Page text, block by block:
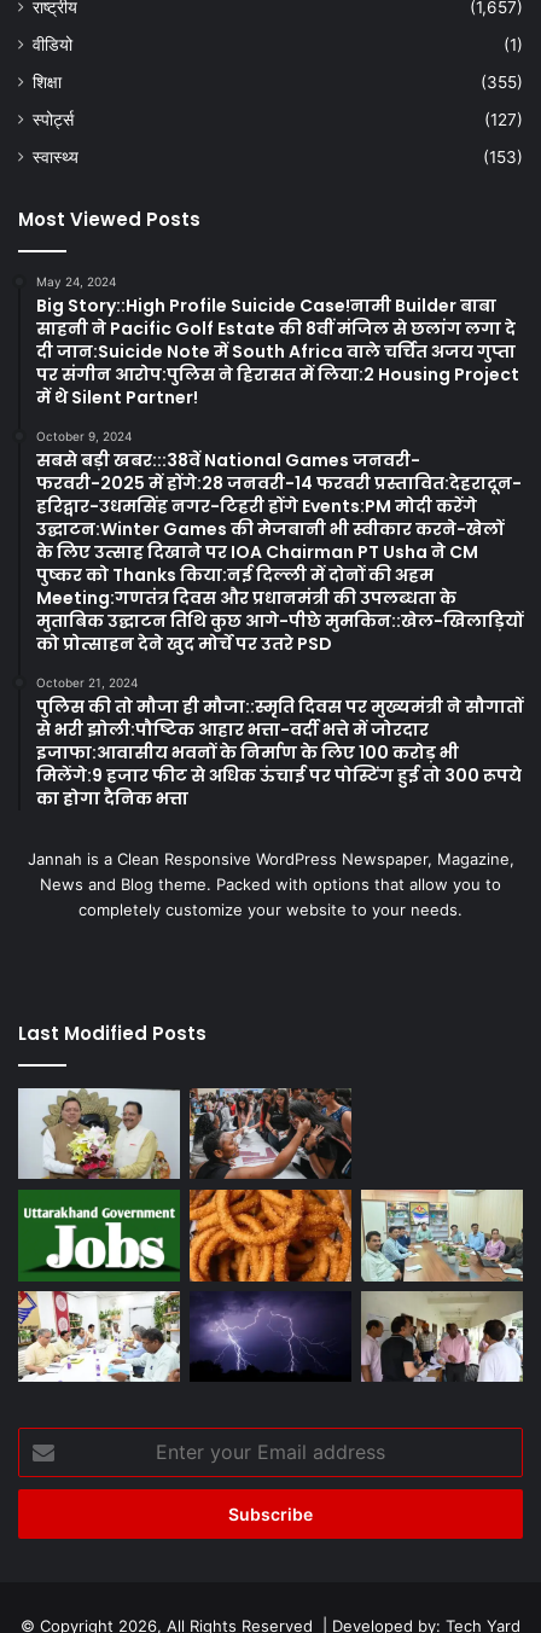
राष्ट्रीय
(1,657)
वीडियो
(1)
शिक्षा
(355)
स्पोर्ट्स
(127)
स्वास्थ्य
(153)
Most Viewed Posts
May 24, 2024
Big Story::High Profile Suicide Case!नामी Builder बाबा
साहनी ने Pacific Golf Estate की 8वीं मंजिल से छलांग लगा दे
दी जान:Suicide Note में South Africa वाले चर्चित अजय गुप्ता
पर संगीन आरोप:पुलिस ने हिरासत में लिया:2 Housing Project
में थे Silent Partner!
October 9, 2024
सबसे बड़ी खबर:::38वें National Games जनवरी-
फरवरी-2025 में होंगे:28 जनवरी-14 फरवरी प्रस्तावित:देहरादून-
हरिद्वार-उधमसिंह नगर-टिहरी होंगे Events:PM मोदी करेंगे
उद्घाटन:Winter Games की मेजबानी भी स्वीकार करने-खेलों
के लिए उत्साह दिखाने पर IOA Chairman PT Usha ने CM
पुष्कर को Thanks किया:नई दिल्ली में दोनों की अहम
Meeting:गणतंत्र दिवस और प्रधानमंत्री की उपलब्धता के
मुताबिक उद्घाटन तिथि कुछ आगे-पीछे मुमकिन::खेल-खिलाड़ियों
को प्रोत्साहन देने खुद मोर्चे पर उतरे PSD
October 21, 2024
पुलिस की तो मौजा ही मौजा::स्मृति दिवस पर मुख्यमंत्री ने सौगातों
से भरी झोली:पौष्टिक आहार भत्ता-वर्दी भत्ते में जोरदार
इजाफा:आवासीय भवनों के निर्माण के लिए 100 करोड़ भी
मिलेंगे:9 हजार फीट से अधिक ऊंचाई पर पोस्टिंग हुई तो 300 रूपये
का होगा दैनिक भत्ता
Jannah is a Clean Responsive WordPress Newspaper, Magazine,
News and Blog theme. Packed with options that allow you to
completely customize your website to your needs.
Last Modified Posts
your
Email
© Copyright 2026, All Rights Reserved | Developed by: Tech Yard